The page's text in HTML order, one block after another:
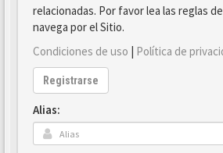
relacionadas. Por favor lea las reglas
navega por el Sitio.
Condiciones de uso | Política de
Registrarse
Alias: